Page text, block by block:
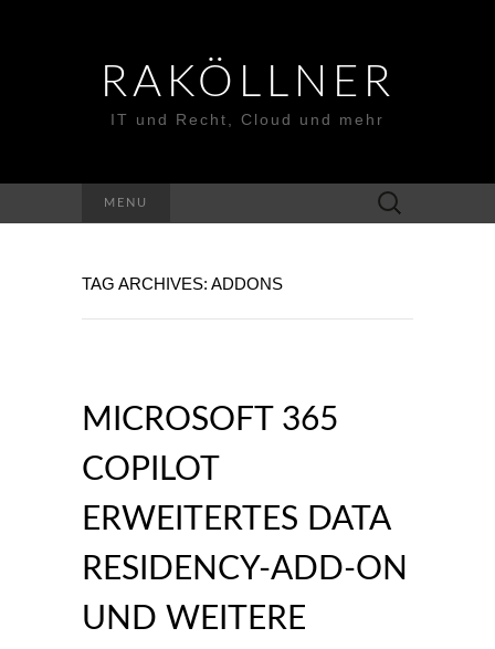
RAKÖLLNER
IT und Recht, Cloud und mehr
MENU
Suchen
nach:
TAG ARCHIVES: ADDONS
MICROSOFT 365
COPILOT
ERWEITERTES DATA
RESIDENCY-ADD-ON
UND WEITERE